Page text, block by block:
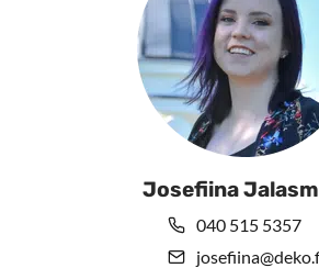
Josefiina
040 515 5357